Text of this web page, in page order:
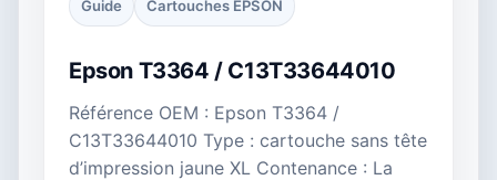
Guide Cartouches EPSON
Epson T3364 / C13T33644010
Référence OEM : Epson T3364 /
C13T33644010 Type : cartouche sans tête
d’impression jaune XL Contenance : La